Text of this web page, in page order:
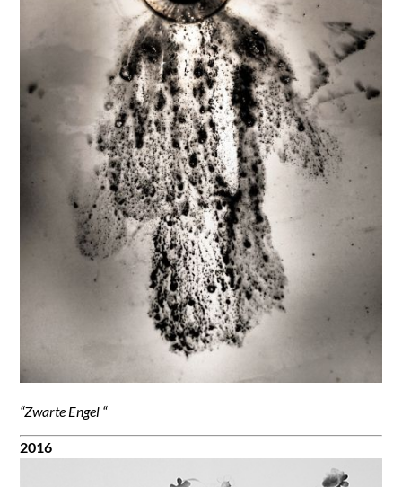
“Zwarte Engel “
2016